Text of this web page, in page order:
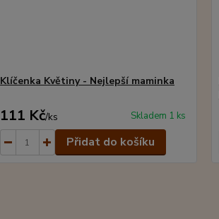
Klíčenka Květiny - Nejlepší maminka
111 Kč/ks Skladem 1 ks
Přidat do košíku